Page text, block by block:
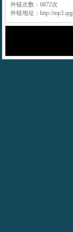
外链次数：6872次
外链地址：http://